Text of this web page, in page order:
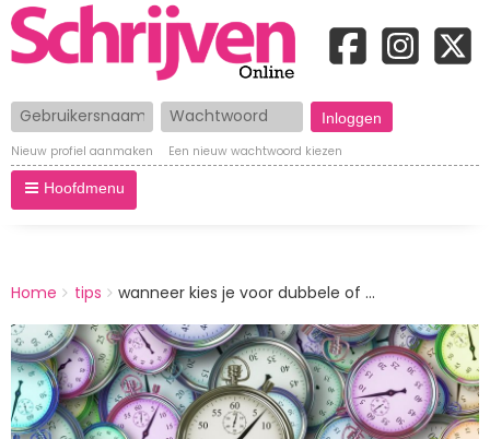
Gebruikersnaam Wachtwoord
Nieuw profiel aanmaken Een nieuw wachtwoord kiezen
Hoofdmenu
BREADCRUMBS
You
here:
Home tips
wanneer kies je voor dubbele of ...
Afbeelding